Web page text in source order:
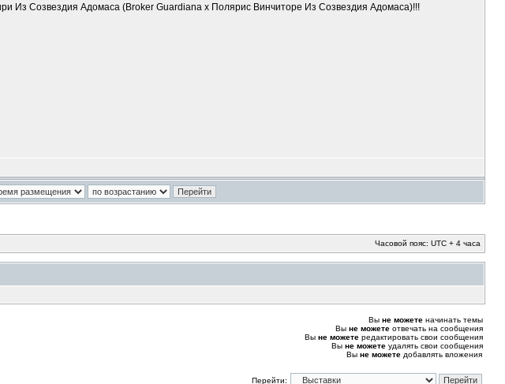
Созвездия Адомаса (Broker Guardiana х Полярис Винчиторе Из Созвездия Адомаса)!!!
Часовой пояс: UTC + 4 часа
Вы не можете начинать темы
Вы не можете отвечать на сообщения
Вы не можете редактировать свои сообщения
Вы не можете удалять свои сообщения
Вы не можете добавлять вложения
Перейти: